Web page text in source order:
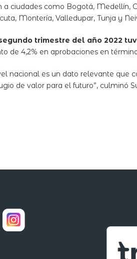
a ciudades como Bogotá, Medellín,
Montería, Valledupar, Tunja y
trimestre del año 2022
de 4,2% en aprobaciones en
nacional es un dato relevante que
de valor para el futuro”, culminó